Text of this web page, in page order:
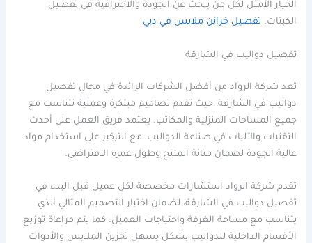
الخيار الأمثل لكل من يبحث عن الجودة والاحترافية في تفصيل
الكبتات. تفصيل خزائن ملابس في دبي
تفصيل دواليب في الشارقة
تعد شركة الرواد من أفضل الشركات الرائدة في مجال تفصيل
دواليب في الشارقة، حيث تقدم تصاميم مبتكرة وعملية تتناسب مع
جميع المساحات المنزلية والمكاتب. يعتمد فريق العمل على أحدث
التقنيات والآليات في صناعة الدواليب، مع التركيز على استخدام مواد
عالية الجودة لضمان متانة المنتج وطول عمره الافتراضي.
تقدم شركة الرواد استشارات مخصصة لكل عميل قبل البدء في
تفصيل دواليب في الشارقة، لضمان اختيار التصميم المثالي الذي
يتناسب مع مساحة الغرفة واحتياجات العميل. كما يتم مراعاة توزيع
الأقسام الداخلية للدواليب بشكل يسهل تخزين الملابس والأدوات